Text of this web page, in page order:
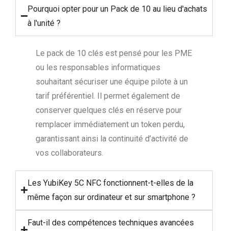
Pourquoi opter pour un Pack de 10 au lieu d'achats
à l'unité ?
Le pack de 10 clés est pensé pour les PME
ou les responsables informatiques
souhaitant sécuriser une équipe pilote à un
tarif préférentiel. Il permet également de
conserver quelques clés en réserve pour
remplacer immédiatement un token perdu,
garantissant ainsi la continuité d’activité de
vos collaborateurs.
Les YubiKey 5C NFC fonctionnent-t-elles de la
même façon sur ordinateur et sur smartphone ?
Faut-il des compétences techniques avancées